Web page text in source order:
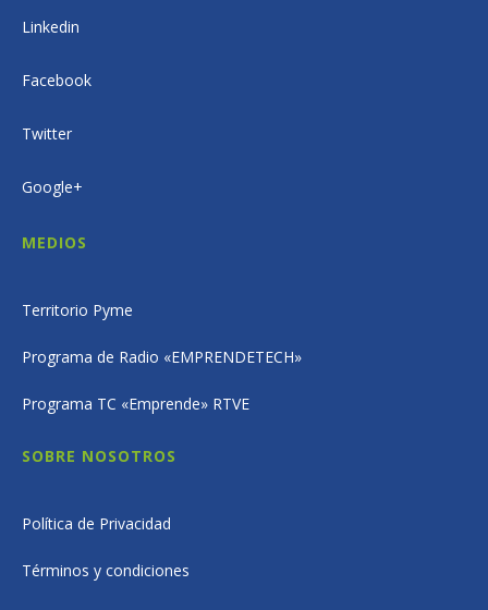
Linkedin
Facebook
Twitter
Google+
MEDIOS
Territorio Pyme
Programa de Radio «EMPRENDETECH»
Programa TC «Emprende» RTVE
SOBRE NOSOTROS
Política de Privacidad
Términos y condiciones